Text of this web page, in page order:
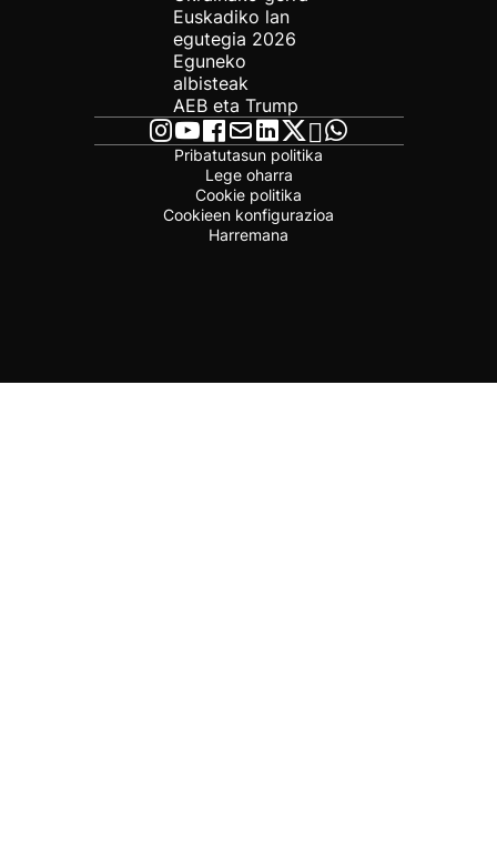
Euskadiko lan
egutegia 2026
Eguneko
albisteak
AEB eta Trump
Pribatutasun politika
Lege oharra
Cookie politika
Cookieen konfigurazioa
Harremana